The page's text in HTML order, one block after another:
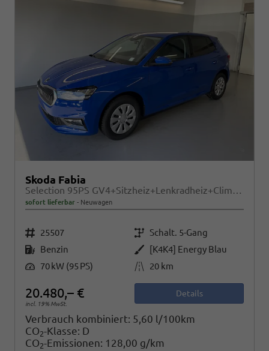
Skoda Fabia
Selection 95PS GV4+Sitzheiz+Lenkradheiz+Climatronic+Sunset+AppConnect+PDC
sofort lieferbar Neuwagen
Fahrzeugnr. 25507 Getriebe Schalt. 5-Gang
Kraftstoff Benzin Außenfarbe
[K4K4] Energy Blau
Leistung 70 kW (95 PS) Kilometerstand 20 km
20.480,– €
incl. 19% MwSt.
Details
Verbrauch kombiniert: 5,60 l/100km
CO2-Klasse: D
CO2-Emissionen: 128,00 g/km